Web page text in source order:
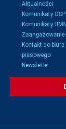
Aktualności
Komunikaty OSP
Komunikaty
Zaangażowanie
Kontakt do biura
prasowego
Newsletter